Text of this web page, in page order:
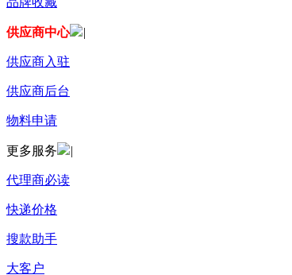
供应商中心 |
供应商入驻
供应商后台
物料申请
更多服务 |
代理商必读
快递价格
搜款助手
大客户